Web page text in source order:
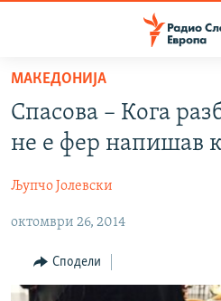
Оди
содржината
Оди
главната
Премини
ВИЗУЕЛНО
ВЕСТИ
ШТО ТРЕБА ДА ЗНАЕТЕ
ПРИЈАВИ СЕ ЗА ЊУЗЛЕТЕР
ПОДКАСТ ЗОШТО?
МАКЕДОНИЈА
Спасова – Кога
не е фер напишав
Љупчо Јолевски
октомври 26, 2014
Сподели